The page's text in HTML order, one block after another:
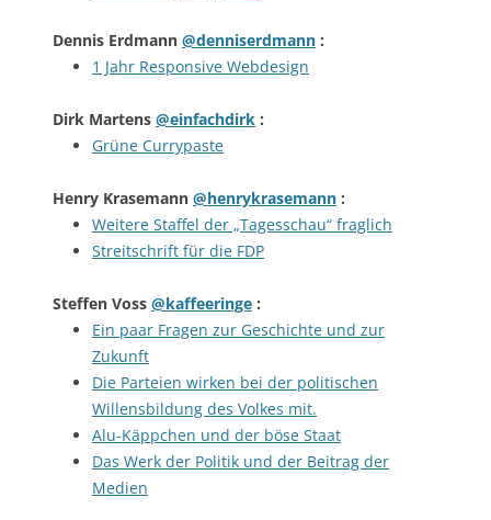
Dennis Erdmann @denniserdmann :
1 Jahr Responsive Webdesign
Dirk Martens @einfachdirk :
Grüne Currypaste
Henry Krasemann @henrykrasemann :
Weitere Staffel der „Tagesschau“ fraglich
Streitschrift für die FDP
Steffen Voss @kaffeeringe :
Ein paar Fragen zur Geschichte und zur
Zukunft
Die Parteien wirken bei der politischen
Willensbildung des Volkes mit.
Alu-Käppchen und der böse Staat
Das Werk der Politik und der Beitrag der
Medien